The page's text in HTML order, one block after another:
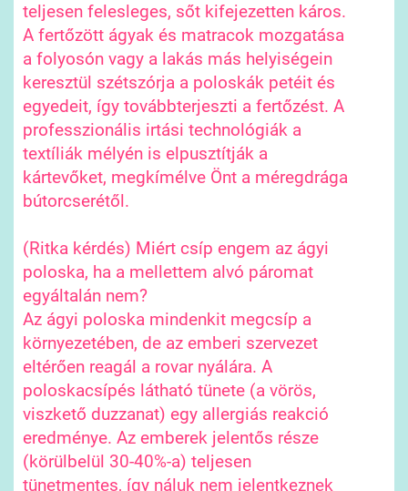
teljesen felesleges, sőt kifejezetten káros.
A fertőzött ágyak és matracok mozgatása
a folyosón vagy a lakás más helyiségein
keresztül szétszórja a poloskák petéit és
egyedeit, így továbbterjeszti a fertőzést. A
professzionális irtási technológiák a
textíliák mélyén is elpusztítják a
kártevőket, megkímélve Önt a méregdrága
bútorcserétől.
(Ritka kérdés) Miért csíp engem az ágyi
poloska, ha a mellettem alvó páromat
egyáltalán nem?
Az ágyi poloska mindenkit megcsíp a
környezetében, de az emberi szervezet
eltérően reagál a rovar nyálára. A
poloskacsípés látható tünete (a vörös,
viszkető duzzanat) egy allergiás reakció
eredménye. Az emberek jelentős része
(körülbelül 30-40%-a) teljesen
tünetmentes, így náluk nem jelentkeznek